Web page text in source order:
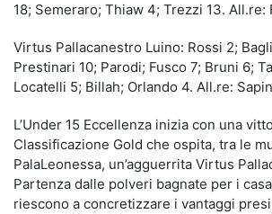
18; Semeraro; Thiaw 4; Trezzi 13. All.re:
Virtus Pallacanestro Luino: Rossi 2;
Prestinari 10; Parodi; Fusco 7; Bruni 6;
Locatelli 5; Billah; Orlando 4. All.re:
L’Under 15 Eccellenza inizia con una
Classificazione Gold che ospita, tra le
PalaLeonessa, un’agguerrita Virtus
Partenza dalle polveri bagnate per i
riescono a concretizzare i vantaggi